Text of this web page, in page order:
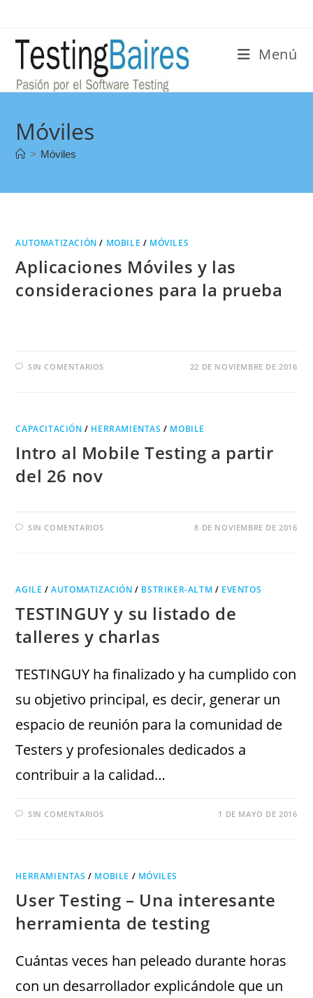
Menú
Móviles
> Móviles
AUTOMATIZACIÓN / MOBILE / MÓVILES
Aplicaciones Móviles y las
consideraciones para la prueba
SIN COMENTARIOS 22 DE NOVIEMBRE DE 2016
CAPACITACIÓN / HERRAMIENTAS / MOBILE
Intro al Mobile Testing a partir
del 26 nov
SIN COMENTARIOS 8 DE NOVIEMBRE DE 2016
AGILE /AUTOMATIZACIÓN / BSTRIKER-ALTM / EVENTOS
TESTINGUY y su listado de
talleres y charlas
TESTINGUY ha finalizado y ha cumplido con
su objetivo principal, es decir, generar un
espacio de reunión para la comunidad de
Testers y profesionales dedicados a
contribuir a la calidad…
SIN COMENTARIOS 1 DE MAYO DE 2016
HERRAMIENTAS / MOBILE / MÓVILES
User Testing – Una interesante
herramienta de testing
Cuántas veces han peleado durante horas
con un desarrollador explicándole que un